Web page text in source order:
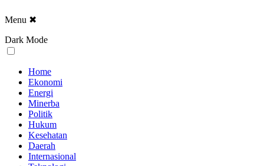
Menu ✖
Dark Mode
Home
Ekonomi
Energi
Minerba
Politik
Hukum
Kesehatan
Daerah
Internasional